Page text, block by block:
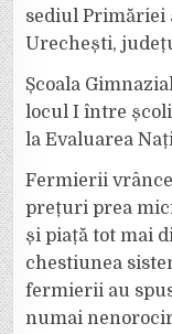
sediul Primăriei
Urechești,
Școala
locul I între
la Evaluarea
Fermierii
prețuri prea
și piață tot mai
chestiunea
fermierii au
numai